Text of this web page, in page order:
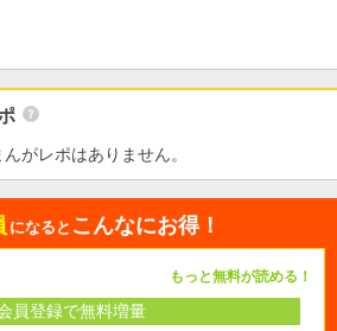
がレポはありません。
になると こんなにお得！
もっと無料が読める！
員登録で無料増量